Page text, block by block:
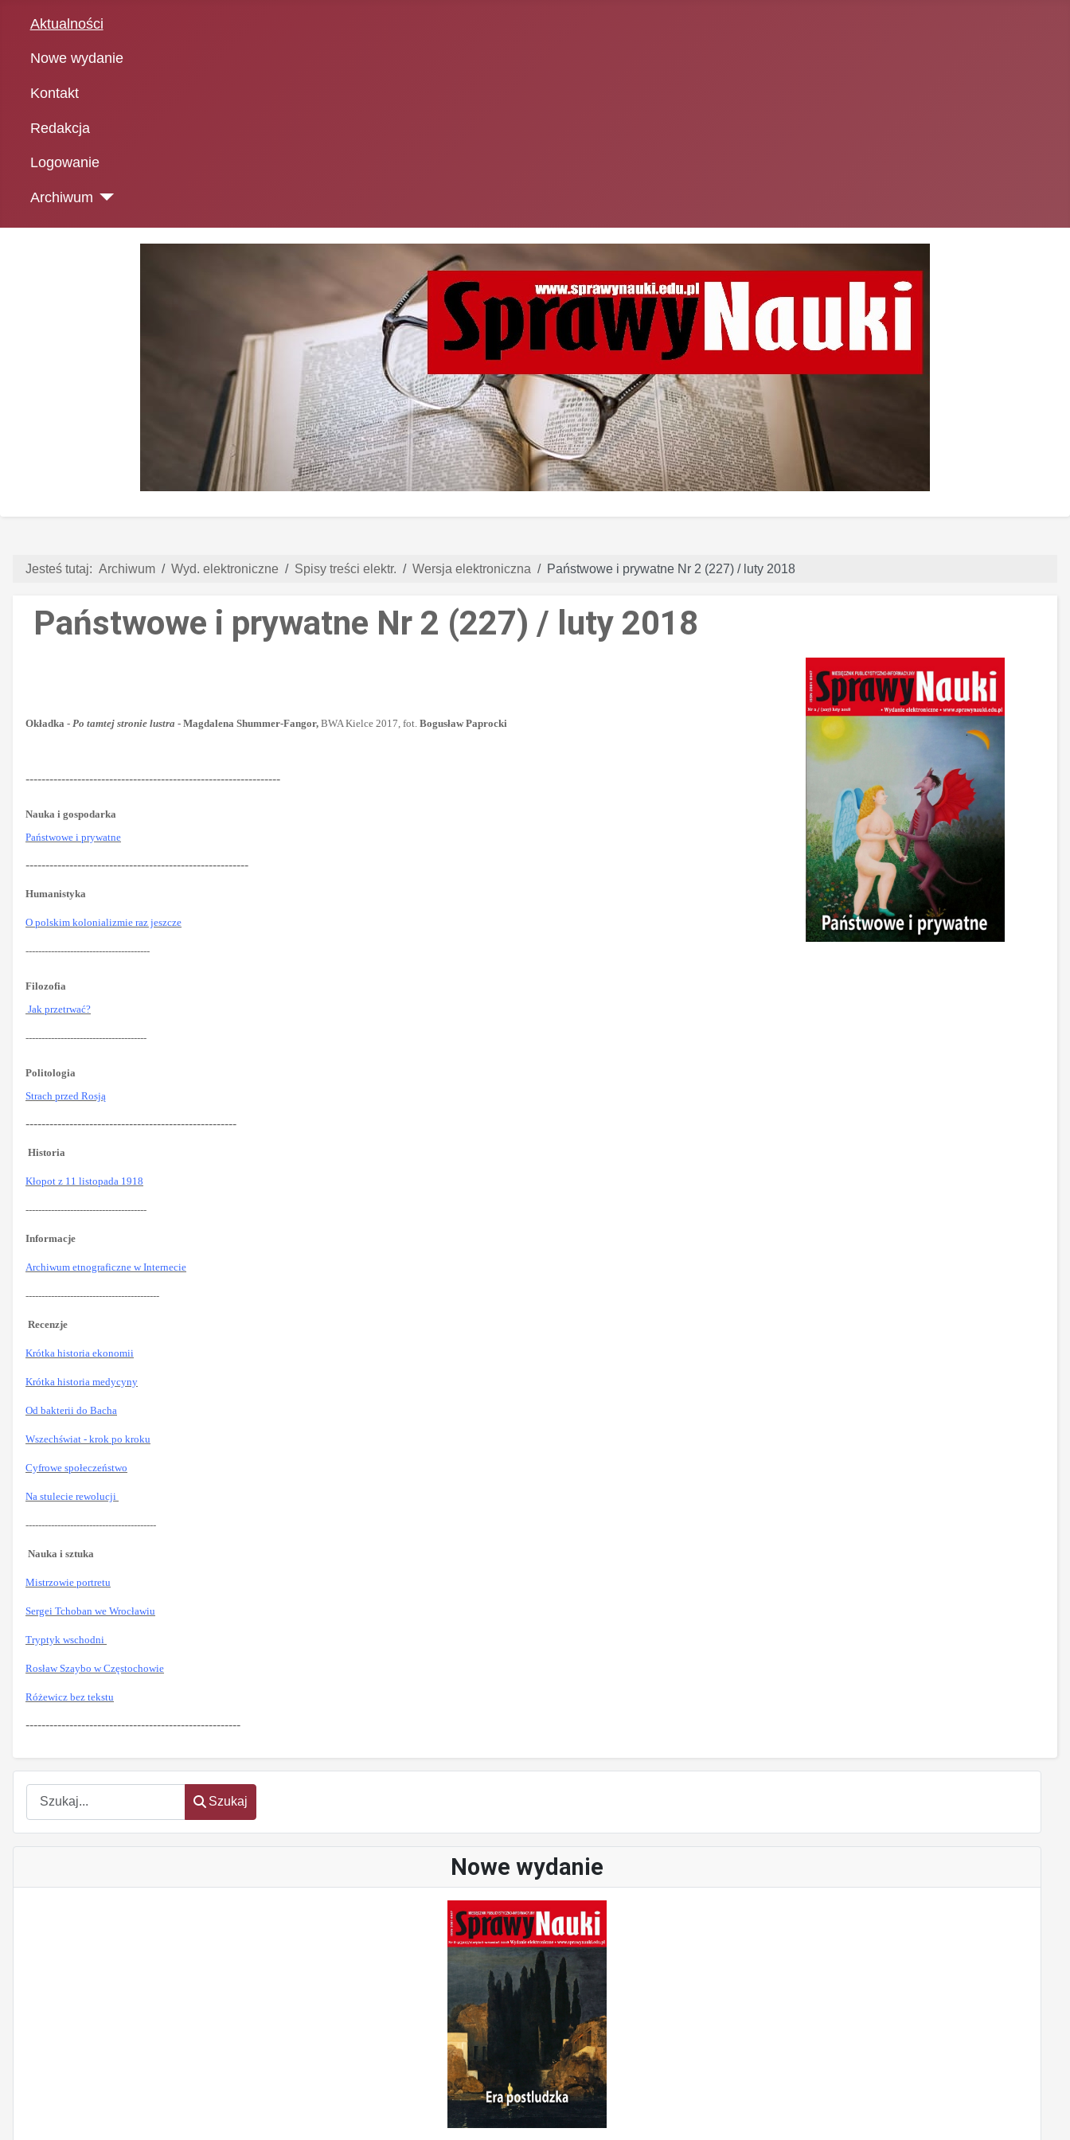
Aktualności
Nowe wydanie
Kontakt
Redakcja
Logowanie
Archiwum
Szukaj
Szukaj
Nowe wydanie
Jesteś tutaj: Archiwum Wyd. elektroniczne Spisy treści elektr. Wersja elektroniczna Państwowe i prywatne Nr 2 (227) / luty 2018
Państwowe i prywatne Nr 2 (227) / luty 2018
Okładka - Po tamtej stronie lustra - Magdalena Shummer-Fangor, BWA Kielce 2017, fot. Bogusław Paprocki
----------------------------------------------------------------
Nauka i gospodarka
Państwowe i prywatne
--------------------------------------------------------
Humanistyka
O polskim kolonializmie raz jeszcze
---------------------------------------
Filozofia
Jak przetrwać?
--------------------------------------
Politologia
Strach przed Rosją
-----------------------------------------------------
Historia
Kłopot z 11 listopada 1918
--------------------------------------
Informacje
Archiwum etnograficzne w Internecie
------------------------------------------
Recenzje
Krótka historia ekonomii
Krótka historia medycyny
Od bakterii do Bacha
Wszechświat - krok po kroku
Cyfrowe społeczeństwo
Na stulecie rewolucji
-----------------------------------------
Nauka i sztuka
Mistrzowie portretu
Sergei Tchoban we Wrocławiu
Tryptyk wschodni
Rosław Szaybo w Częstochowie
Różewicz bez tekstu
------------------------------------------------------